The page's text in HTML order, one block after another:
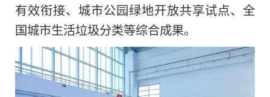
有效衔接、城市公园绿地开放共享试点、全
国城市生活垃圾分类等综合成果。